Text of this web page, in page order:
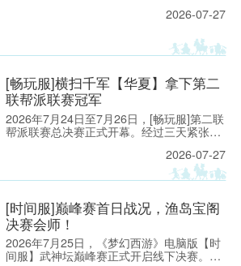
行的维护工作。预计维护时间为上午8:00至
戏时间，以免造成不必要的损失。
2026-07-27
[畅玩服]横扫千军【华夏】拿下第二
联帮派联赛冠军
2026年7月24日至7月26日，[畅玩服]第二联
帮派联赛总决赛正式开幕。经过三天紧张激
路过关斩将，以全胜之姿拿下【将军令】的
2026-07-27
[时间服]巅峰赛首日战况，渔岛宝阁
决赛会师！
2026年7月25日，《梦幻西游》电脑版【时
间服】武神坛巅峰赛正式开启线下决赛。在